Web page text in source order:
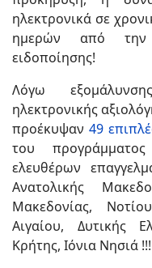
ηλεκτρονικά σε
ημερών από την
ειδοποίησης!
Λόγω
ηλεκτρονικής
προέκυψαν 49
του
ελευθέρων
Ανατολικής
Μακεδονίας,
Αιγαίου, Δυτικής
Κρήτης, Ιόνια Νησιά !!!